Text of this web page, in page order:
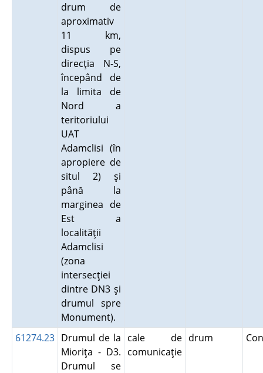
drum de
aproximativ
11 km,
dispus pe
direcţia N-S,
începând de
la limita de
Nord a
teritoriului
UAT
Adamclisi (în
apropiere de
situl 2) şi
până la
marginea de
Est a
localităţii
Adamclisi
(zona
intersecţiei
dintre DN3 şi
drumul spre
Monument).
61274.23 Drumul de la
Mioriţa - D3.
Drumul se
cale de
comunicaţie
drum